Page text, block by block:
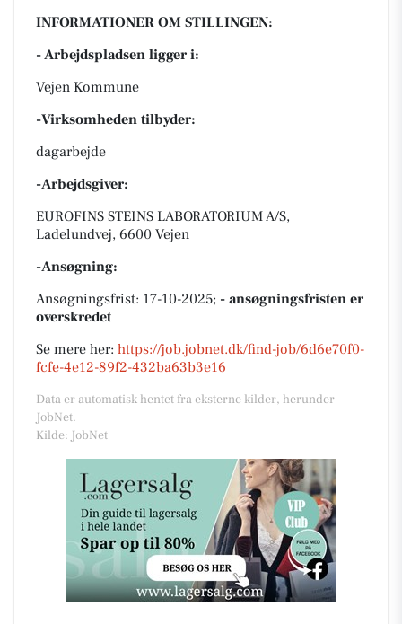
INFORMATIONER OM STILLINGEN:
- Arbejdspladsen ligger i:
Vejen Kommune
-Virksomheden tilbyder:
dagarbejde
-Arbejdsgiver:
EUROFINS STEINS LABORATORIUM A/S,
Ladelundvej, 6600 Vejen
-Ansøgning:
Ansøgningsfrist: 17-10-2025; - ansøgningsfristen er
overskredet
Se mere her: https://job.jobnet.dk/find-job/6d6e70f0-
fcfe-4e12-89f2-432ba63b3e16
Data er automatisk hentet fra eksterne kilder, herunder
JobNet.
Kilde: JobNet